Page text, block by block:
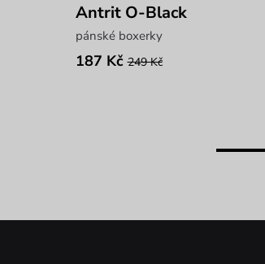
Antrit O-Black
pánské boxerky
187 Kč 249 Kč